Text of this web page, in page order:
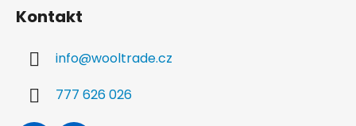
Kontakt
info@wooltrade.cz
777 626 026